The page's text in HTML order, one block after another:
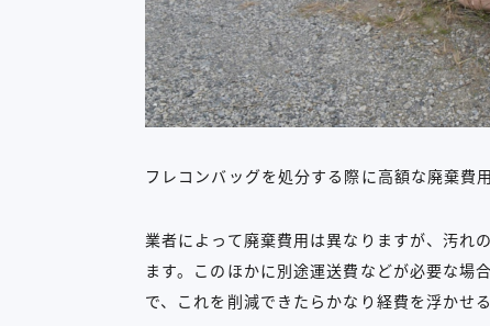
フレコンバッグを処分する際に高額な廃棄費
業者によって廃棄費用は異なりますが、汚れ
ます。このほかに別途運送費などが必要な場
で、これを削減できたらかなり経費を浮かせ